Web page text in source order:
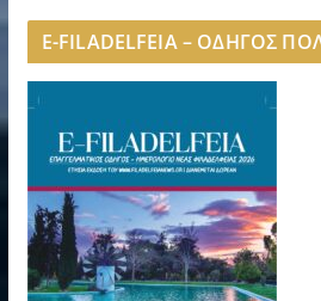
E-FILADELFEIA – ΟΔΗΓΟΣ